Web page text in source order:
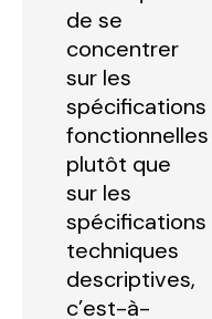
de se
concentrer
sur les
spécifications
fonctionnelles
plutôt que
sur les
spécifications
techniques
descriptives,
c’est-à-